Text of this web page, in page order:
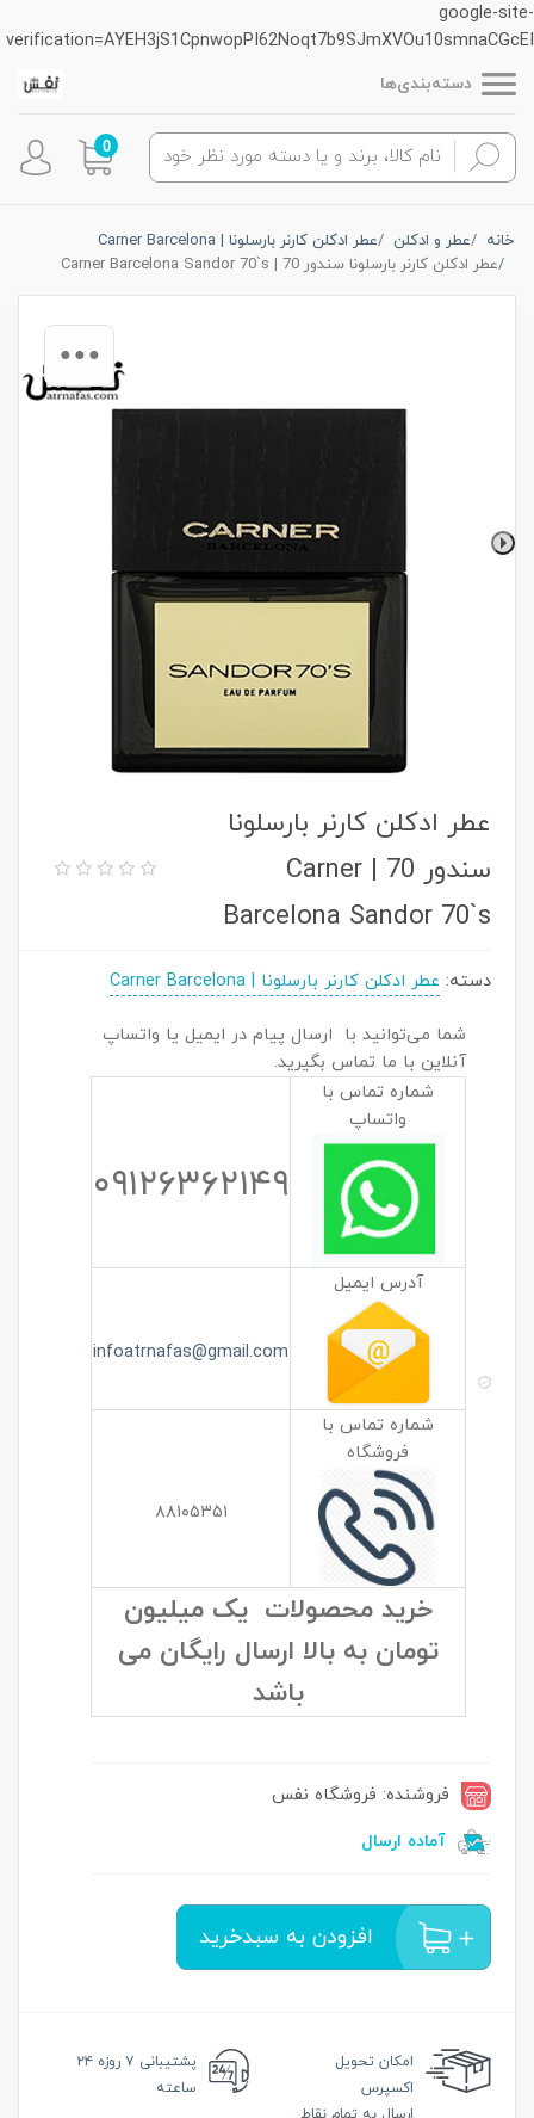
google-site-
verification=AYEH3jS1CpnwopPI62Noqt7b9SJmXVOu10smnaCGcEI
دسته‌بندی‌ها
0
خانه عطر و ادکلن
عطر ادکلن کارنر بارسلونا | Carner Barcelona
عطر ادکلن کارنر بارسلونا سندور 70 | Carner Barcelona Sandor 70`s
عطر ادکلن کارنر بارسلونا
سندور 70 | Carner
Barcelona Sandor 70`s
دسته: عطر ادکلن کارنر بارسلونا | Carner Barcelona
شما می‌توانید با ارسال پیام در ایمیل یا واتساپ
آنلاین با ما تماس بگیرید.
شماره تماس با
واتساپ
۰۹۱۲۶۳۶۲۱۴۹
آدرس ایمیل
infoatrnafas@gmail.com
شماره تماس با
فروشگاه
۸۸۱۰۵۳۵۱
خرید محصولات یک میلیون
تومان به بالا ارسال رایگان می
باشد
فروشنده: فروشگاه نفس
آماده ارسال
افزودن به سبدخرید
امکان تحویل
اکسپرس
پشتیبانی
۷ روزه ۲۴
ساعته